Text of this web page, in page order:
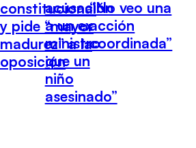
constitucional
y pide “mayor
madurez” a la
oposición
acusación
a un ex
ministro
que un
niño
asesinado”
“No veo una
acción
coordinada”